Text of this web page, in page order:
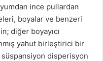
ince pullardan
boyalar ve benzeri
diğer boyayıcı
yahut birleştirici bir
disperisyon